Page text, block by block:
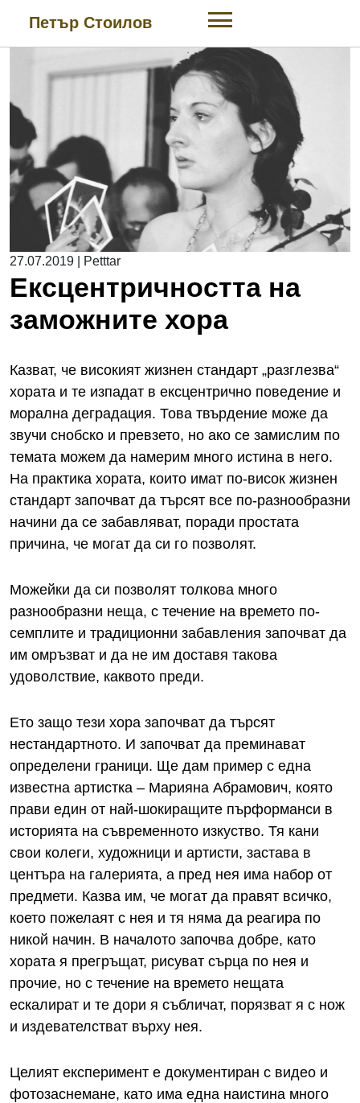
content
Петър Стоилов
27.07.2019 Petttar
Ексцентричността на
заможните хора
Казват, че високият жизнен стандарт „разглезва“
хората и те изпадат в ексцентрично поведение и
морална деградация. Това твърдение може да
звучи снобско и превзето, но ако се замислим по
темата можем да намерим много истина в него.
На практика хората, които имат по-висок жизнен
стандарт започват да търсят все по-разнообразни
начини да се забавляват, поради простата
причина, че могат да си го позволят.
Можейки да си позволят толкова много
разнообразни неща, с течение на времето по-
семплите и традиционни забавления започват да
им омръзват и да не им доставя такова
удоволствие, каквото преди.
Ето защо тези хора започват да търсят
нестандартното. И започват да преминават
определени граници. Ще дам пример с една
известна артистка – Марияна Абрамович, която
прави един от най-шокиращите пърформанси в
историята на съвременното изкуство. Тя кани
свои колеги, художници и артисти, застава в
центъра на галерията, а пред нея има набор от
предмети. Казва им, че могат да правят всичко,
което пожелаят с нея и тя няма да реагира по
никой начин. В началото започва добре, като
хората я прегръщат, рисуват сърца по нея и
прочие, но с течение на времето нещата
ескалират и те дори я събличат, порязват я с нож
и издевателстват върху нея.
Целият експеримент е документиран с видео и
фотозаснемане, като има една наистина много